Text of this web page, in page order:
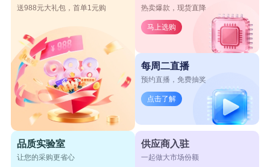
送988元大礼包，首单1元购 热卖爆款，现货直降
马上选购
每周二直播
预约直播，免费抽奖
点击了解
品质实验室
让您的采购更省心
供应商入驻
一起做大市场份额